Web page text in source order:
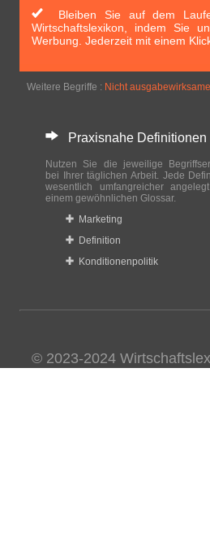
Bleiben Sie auf dem
Wirtschaftslexikon, indem Sie
Werbung. Jederzeit mit einem
Weitere Begriffe : Nicht
Praxisnahe Definitionen
Nutzen Sie die jeweilige
bei Ihrer täglichen Arbeit. Jede
wesentlich umfangreicher
einem gewöhnlichen Glossar.
Marketing
Definition
Konditionenpolitik
© 2023-2024